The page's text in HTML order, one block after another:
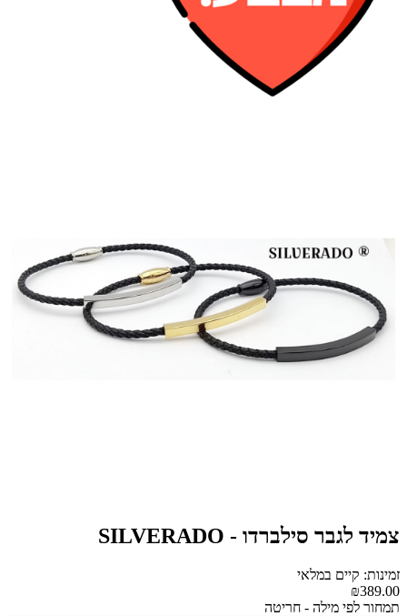
צמיד לגבר סילברדו - SILVERADO
זמינות: קיים במלאי
₪389.00
תמחור לפי מילה - חריטה